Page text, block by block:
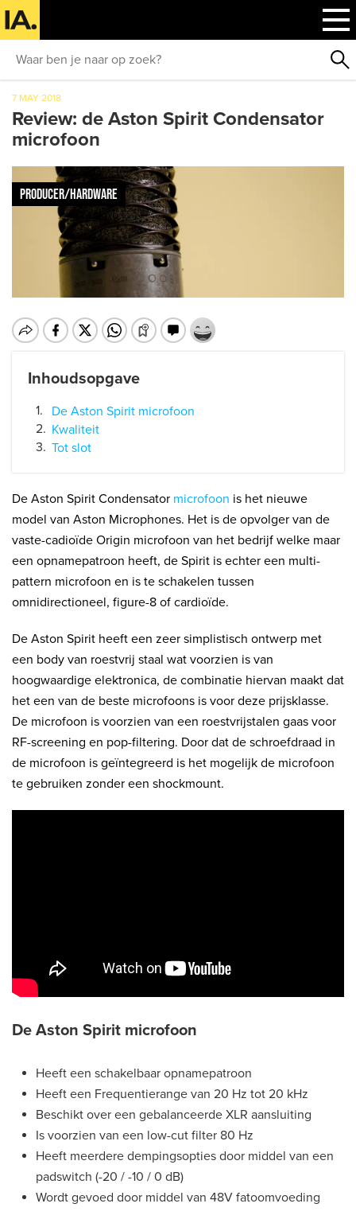
7 MAY 2018
Review: de Aston Spirit Condensator
microfoon
PRODUCER/HARDWARE
Inhoudsopgave
De Aston Spirit microfoon
Kwaliteit
Tot slot
De Aston Spirit Condensator microfoon is het nieuwe
model van Aston Microphones. Het is de opvolger van de
vaste-cadioïde Origin microfoon van het bedrijf welke maar
een opnamepatroon heeft, de Spirit is echter een multi-
pattern microfoon en is te schakelen tussen
omnidirectioneel, figure-8 of cardioïde.
De Aston Spirit heeft een zeer simplistisch ontwerp met
een body van roestvrij staal wat voorzien is van
hoogwaardige elektronica, de combinatie hiervan maakt dat
het een van de beste microfoons is voor deze prijsklasse.
De microfoon is voorzien van een roestvrijstalen gaas voor
RF-screening en pop-filtering. Door dat de schroefdraad in
de microfoon is geïntegreerd is het mogelijk de microfoon
te gebruiken zonder een shockmount.
De Aston Spirit microfoon
Heeft een schakelbaar opnamepatroon
Heeft een Frequentierange van 20 Hz tot 20 kHz
Beschikt over een gebalanceerde XLR aansluiting
Is voorzien van een low-cut filter 80 Hz
Heeft meerdere dempingsopties door middel van een
padswitch (-20 / -10 / 0 dB)
Wordt gevoed door middel van 48V fatoomvoeding